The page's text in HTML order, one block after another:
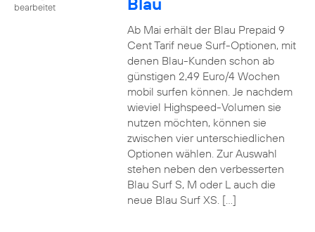
bearbeitet
Ab Mai erhält der Blau Prepaid 9
Cent Tarif neue Surf-Optionen, mit
denen Blau-Kunden schon ab
günstigen 2,49 Euro/4 Wochen
mobil surfen können. Je nachdem
wieviel Highspeed-Volumen sie
nutzen möchten, können sie
zwischen vier unterschiedlichen
Optionen wählen. Zur Auswahl
stehen neben den verbesserten
Blau Surf S, M oder L auch die
neue Blau Surf XS. […]